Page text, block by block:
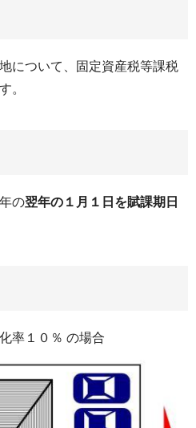
について、固定資産税等課税
。
の翌年の１月１日を賦課期日
率１０％ の場合